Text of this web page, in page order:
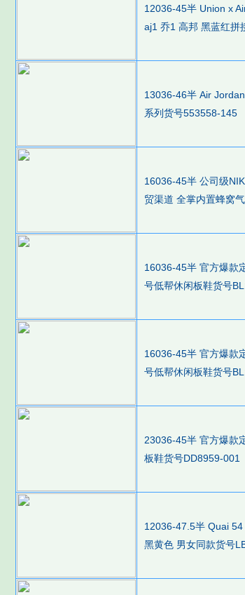
12036-45半 Union x
aj1 乔1 高邦 黑蓝红拼
13036-46半 Air
系列货号553558-145
16036-45半 公司级
贸渠道 全掌内置蜂窝
16036-45半 官方爆款
号低帮休闲板鞋货号
16036-45半 官方爆款
号低帮休闲板鞋货号
23036-45半 官方爆款
板鞋货号DD8959-001
12036-47.5半 Quai
黑黄色 男女同款货号